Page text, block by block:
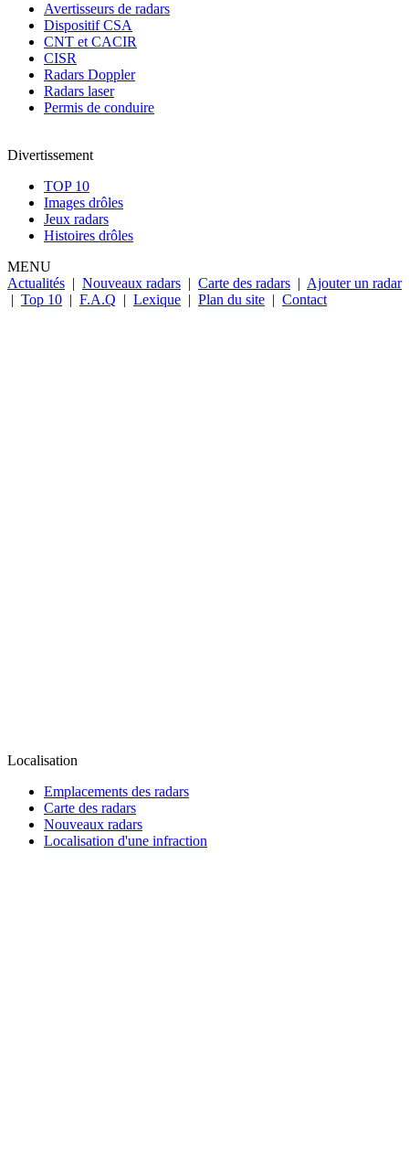
Avertisseurs de radars
Dispositif CSA
CNT et CACIR
CISR
Radars Doppler
Radars laser
Permis de conduire
Divertissement
TOP 10
Images drôles
Jeux radars
Histoires drôles
MENU
Actualités | Nouveaux radars | Carte des radars | Ajouter un radar
| Top 10 | F.A.Q | Lexique | Plan du site | Contact
Localisation
Emplacements des radars
Carte des radars
Nouveaux radars
Localisation d'une infraction